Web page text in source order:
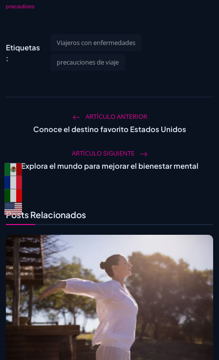
precautions
Etiquetas
:
Viajeros con enfermedades
precauciones de viaje
ARTÍCULO ANTERIOR
Conoce el destino favorito Estados Unidos
ARTÍCULO SIGUIENTE
Explora el mundo para mejorar el bienestar mental
Posts Relacionados